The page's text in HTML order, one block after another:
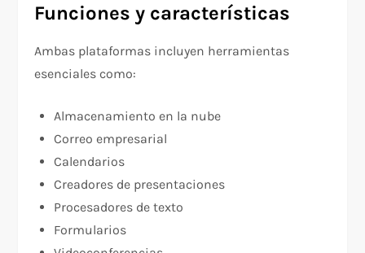
Funciones y características
Ambas plataformas incluyen herramientas
esenciales como:
Almacenamiento en la nube
Correo empresarial
Calendarios
Creadores de presentaciones
Procesadores de texto
Formularios